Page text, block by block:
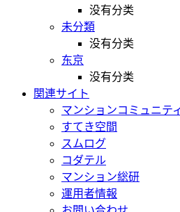
没有分类
未分類
没有分类
东京
没有分类
関連サイト
マンションコミュニテ
すてき空間
スムログ
コダテル
マンション総研
運用者情報